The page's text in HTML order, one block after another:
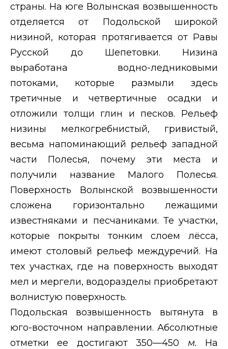
страны. На юге Волынская возвышенность
отделяется от Подольской широкой
низиной, которая протягивается от Равы
Русской до Шепетовки. Низина
выработана водно-ледниковыми
потоками, которые размыли здесь
третичные и четвертичные осадки и
отложили толщи глин и песков. Рельеф
низины мелкогребнистый, гривистый,
весьма напоминающий рельеф западной
части Полесья, почему эти места и
получили название Малого Полесья.
Поверхность Волынской возвышенности
сложена горизонтально лежащими
известняками и песчаниками. Те участки,
которые покрыты тонким слоем лёсса,
имеют столовый рельеф междуречий. На
тех участках, где на поверхность выходят
мел и мергели, водоразделы приобретают
волнистую поверхность.
Подольская возвышенность вытянута в
юго-восточном направлении. Абсолютные
отметки ее достигают 350—450 м. На